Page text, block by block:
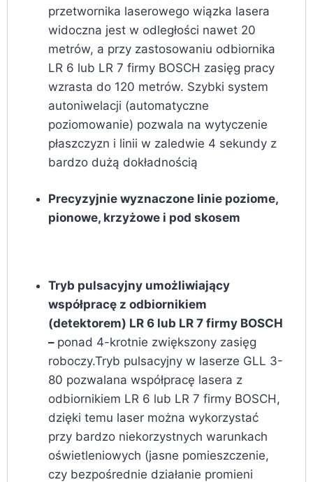
przetwornika laserowego wiązka lasera
widoczna jest w odległości nawet 20
metrów, a przy zastosowaniu odbiornika
LR 6 lub LR 7 firmy BOSCH zasięg pracy
wzrasta do 120 metrów. Szybki system
autoniwelacji (automatyczne
poziomowanie) pozwala na wytyczenie
płaszczyzn i linii w zaledwie 4 sekundy z
bardzo dużą dokładnością
Precyzyjnie wyznaczone linie poziome,
pionowe, krzyżowe i pod skosem
Tryb pulsacyjny umożliwiający
współpracę z odbiornikiem
(detektorem) LR 6 lub LR 7 firmy BOSCH
– ponad 4-krotnie zwiększony zasięg
roboczy.Tryb pulsacyjny w laserze GLL 3-
80 pozwalana współpracę lasera z
odbiornikiem LR 6 lub LR 7 firmy BOSCH,
dzięki temu laser można wykorzystać
przy bardzo niekorzystnych warunkach
oświetleniowych (jasne pomieszczenie,
czy bezpośrednie działanie promieni